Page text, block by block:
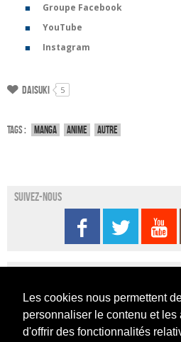
Les cookies nous permettent
personnaliser le contenu et les
d'offrir des fonctionnalités
Groupe Facebook
YouTube
Instagram
Daisuki 5
Tags : Manga Anime Autre
Suivez-nous
Conditions générales d’utilisation
Conditions générales de vente